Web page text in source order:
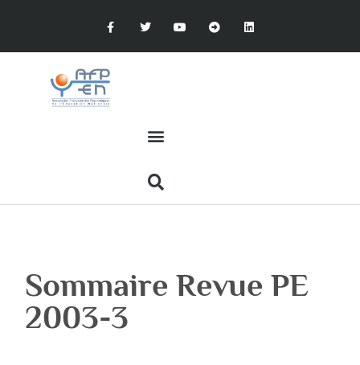
Sommaire Revue PE
2003-3